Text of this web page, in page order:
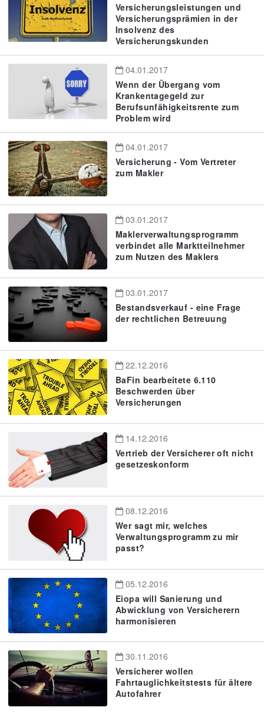
Versicherungsleistungen und
Versicherungsprämien in der
Insolvenz des
Versicherungskunden
04.01.2017
Wenn der Übergang vom
Krankentagegeld zur
Berufsunfähigkeitsrente zum
Problem wird
04.01.2017
Versicherung - Vom Vertreter
zum Makler
03.01.2017
Maklerverwaltungsprogramm
verbindet alle Marktteilnehmer
zum Nutzen des Maklers
03.01.2017
Bestandsverkauf - eine Frage
der rechtlichen Betreuung
22.12.2016
BaFin bearbeitete 6.110
Beschwerden über
Versicherungen
14.12.2016
Vertrieb der Versicherer oft nicht
gesetzeskonform
08.12.2016
Wer sagt mir, welches
Verwaltungsprogramm zu mir
passt?
05.12.2016
Eiopa will Sanierung und
Abwicklung von Versicherern
harmonisieren
30.11.2016
Versicherer wollen
Fahrtauglichkeitstests für ältere
Autofahrer